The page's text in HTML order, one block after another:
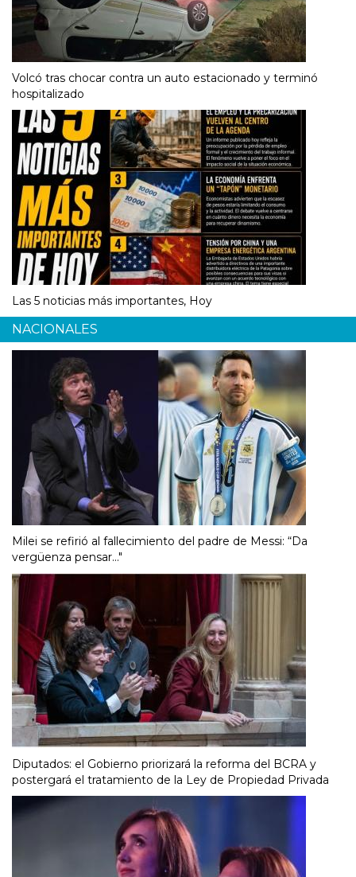
Volcó tras chocar contra un auto estacionado y terminó
hospitalizado
Las 5 noticias más importantes, Hoy
NACIONALES
Milei se refirió al fallecimiento del padre de Messi: “Da
vergüenza pensar..."
Diputados: el Gobierno priorizará la reforma del BCRA y
postergará el tratamiento de la Ley de Propiedad Privada